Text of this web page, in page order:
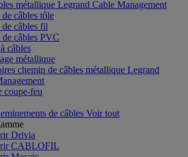
métallique Legrand Cable Management
câbles tôle
câbles fil
câbles PVC
câbles
métallique
chemin de câbles métallique Legrand
coupe-feu
de câbles Voir tout
Drivia
CABLOFIL